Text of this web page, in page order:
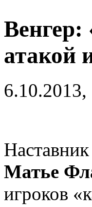
атакой
6.10.2013,
Матье
игроков